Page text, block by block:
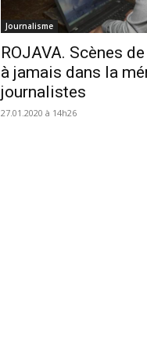
Journalisme
ROJAVA. Scènes
à jamais dans la
journalistes
27.01.2020 à 14h26